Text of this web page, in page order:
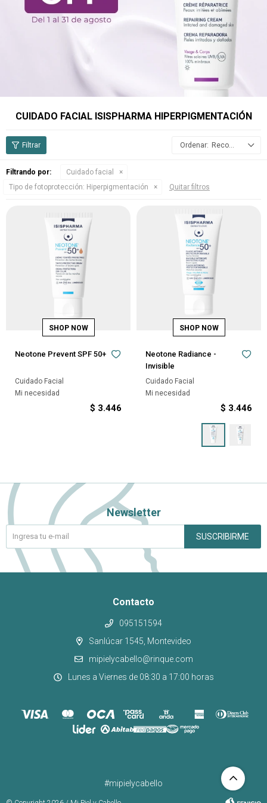
CUIDADO FACIAL ISISPHARMA HIPERPIGMENTACIÓN
Recomendados
Filtrando por:
Cuidado facial
Tipo de fotoprotección: Hiperpigmentación Quitar filtros
Neotone Prevent SPF 50+
Cuidado Facial
Mi necesidad
$ 3.446
Neotone Radiance -
Invisible
Cuidado Facial
Mi necesidad
$ 3.446
Contacto
095151594
Sanlúcar 1545, Montevideo
mipielycabello@rinque.com
Lunes a Viernes de 08:30 a 17:00 horas
#mipielycabello
Newsletter
SUSCRIBIRME